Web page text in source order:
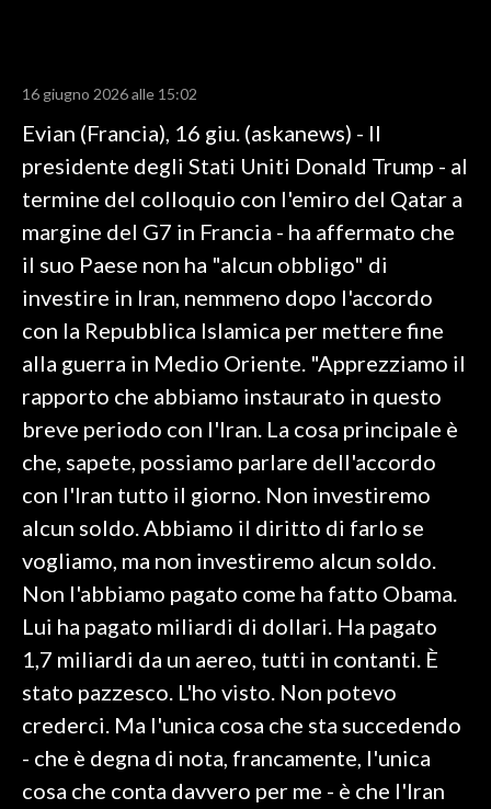
RISULTATI E CLASSIFICHE
CALCIO
CALCIO REGIONALE
BASKET
VOLLEY
MOTORI
TENNIS
ALTRI SPORT
SPETTACOLI
GOSSIP
SALUTE
SARDEGNA TURISMO
#CARAUNIONE
16 giugno 2026 alle 15:02
Evian (Francia), 16 giu. (askanews) - Il
presidente degli Stati Uniti Donald Trump - al
termine del colloquio con l'emiro del Qatar a
margine del G7 in Francia - ha affermato che
il suo Paese non ha "alcun obbligo" di
investire in Iran, nemmeno dopo l'accordo
con la Repubblica Islamica per mettere fine
alla guerra in Medio Oriente. "Apprezziamo il
rapporto che abbiamo instaurato in questo
breve periodo con l'Iran. La cosa principale è
che, sapete, possiamo parlare dell'accordo
con l'Iran tutto il giorno. Non investiremo
alcun soldo. Abbiamo il diritto di farlo se
vogliamo, ma non investiremo alcun soldo.
Non l'abbiamo pagato come ha fatto Obama.
Lui ha pagato miliardi di dollari. Ha pagato
1,7 miliardi da un aereo, tutti in contanti. È
stato pazzesco. L'ho visto. Non potevo
crederci. Ma l'unica cosa che sta succedendo
- che è degna di nota, francamente, l'unica
cosa che conta davvero per me - è che l'Iran